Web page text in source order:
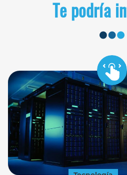
Te podría